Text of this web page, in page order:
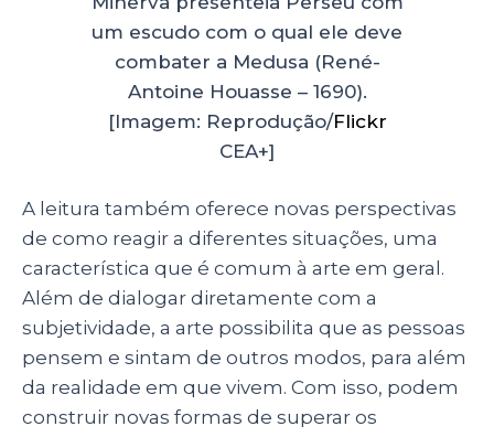
um escudo com o qual ele deve
combater a Medusa (René-
Antoine Houasse – 1690).
[Imagem: Reprodução/Flickr
CEA+]
A leitura também oferece novas perspectivas
de como reagir a diferentes situações, uma
característica que é comum à arte em geral.
Além de dialogar diretamente com a
subjetividade, a arte possibilita que as pessoas
pensem e sintam de outros modos, para além
da realidade em que vivem. Com isso, podem
construir novas formas de superar os